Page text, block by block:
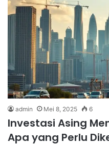
admin Mei 8, 2025 6
Investasi Asing
Apa yang Perlu